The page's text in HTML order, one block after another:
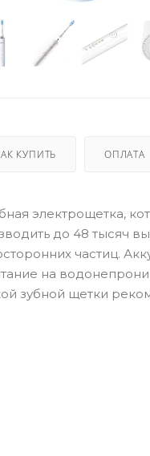
КУПИТЬ ОПЛАТА
электрощетка,
до 48 тысяч
частиц.
на
зубной щетки